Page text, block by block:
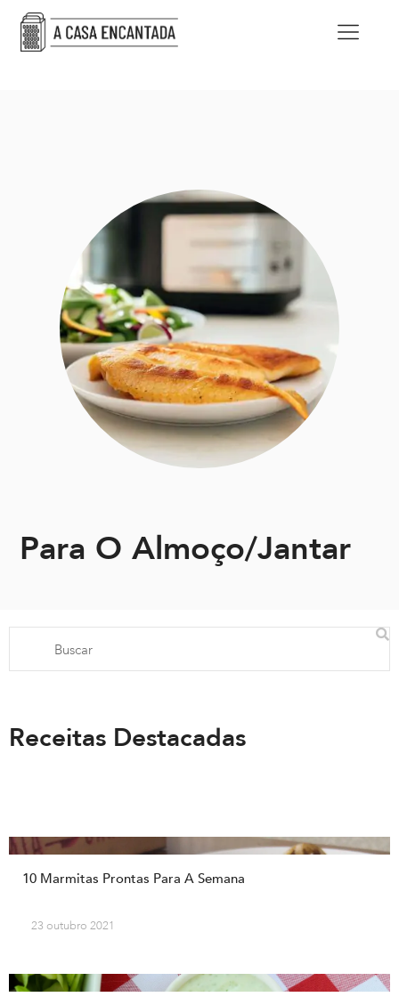
Para O Almoço/jantar
Receitas Destacadas
10 Marmitas Prontas Para A Semana
23 outubro 2021